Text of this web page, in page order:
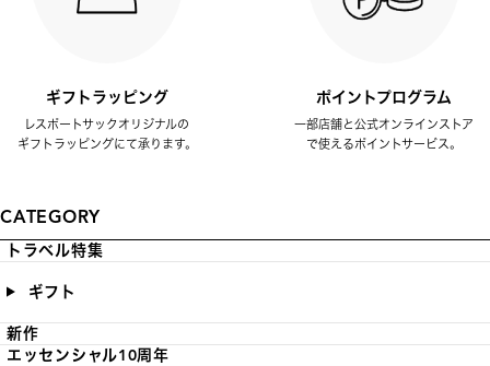
ギフトラッピング
レスポートサックオリジナルの
ギフトラッピングにて承ります。
ポイントプログラム
一部店舗と公式オンラインストア
で使えるポイントサービス。
CATEGORY
トラベル特集
ギフト
新作
エッセンシャル10周年